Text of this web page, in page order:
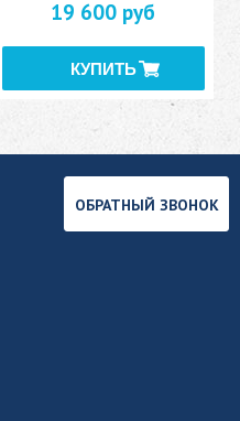
19 600 руб
ОБРАТНЫЙ ЗВОНОК